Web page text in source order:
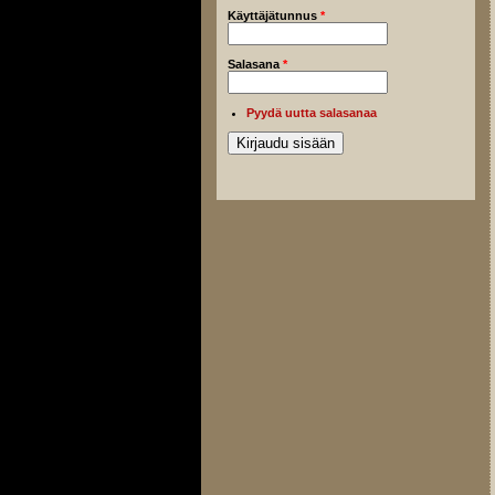
Käyttäjätunnus *
Salasana *
Pyydä uutta salasanaa